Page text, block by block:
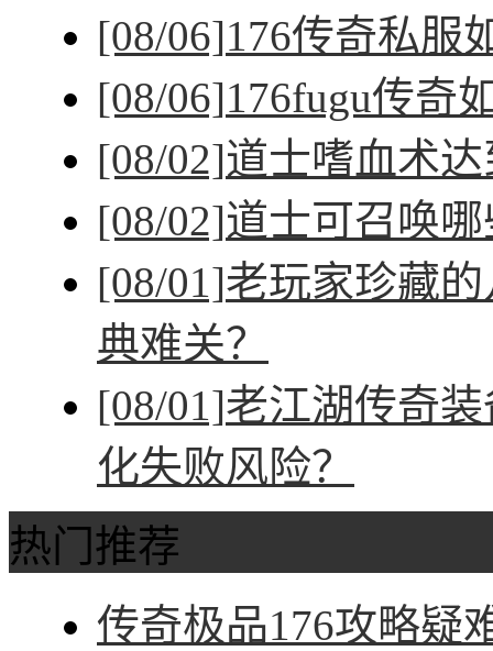
[08/06]176传奇私服
[08/06]176fugu传奇
[08/02]道士嗜血术
[08/02]道士可召唤
[08/01]老玩家珍藏
典难关？
[08/01]老江湖传奇
化失败风险？
热门推荐
传奇极品176攻略疑